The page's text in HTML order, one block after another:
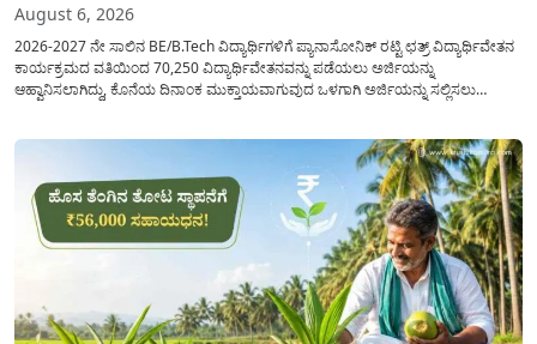
August 6, 2026
2026-2027 ನೇ ಸಾಲಿನ BE/B.Tech ವಿದ್ಯಾರ್ಥಿಗಳಿಗೆ ಪ್ಯಾನಾಸೋನಿಕ್ ರಟ್ಟಿ ಛತ್ರ್ ವಿದ್ಯಾರ್ಥಿವೇತನ
ಕಾರ್ಯಕ್ರಮದ ವತಿಯಿಂದ 70,250 ವಿದ್ಯಾರ್ಥಿವೇತನವನ್ನು ಪಡೆಯಲು ಅರ್ಜಿಯನ್ನು
ಆಹ್ವಾನಿಸಲಾಗಿದ್ದು, ಕೊನೆಯ ದಿನಾಂಕ ಮುಕ್ತಾಯವಾಗುವುದ ಒಳಗಾಗಿ ಅರ್ಜಿಯನ್ನು ಸಲ್ಲಿಸಲು